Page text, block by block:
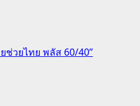
ช่วยไทย พลัส 60/40”